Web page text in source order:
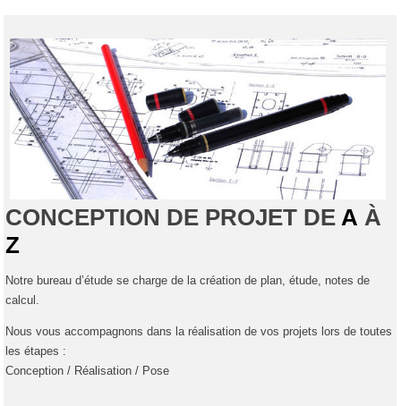
CONCEPTION DE PROJET DE A À
Z
Notre bureau d’étude se charge de la création de plan, étude, notes de
calcul.
Nous vous accompagnons dans la réalisation de vos projets lors de toutes
les étapes :
Conception / Réalisation / Pose